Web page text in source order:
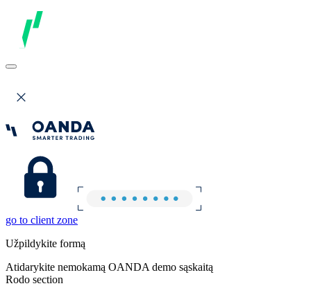
go to client zone
Užpildykite formą
Atidarykite nemokamą OANDA demo sąskaitą
Rodo section